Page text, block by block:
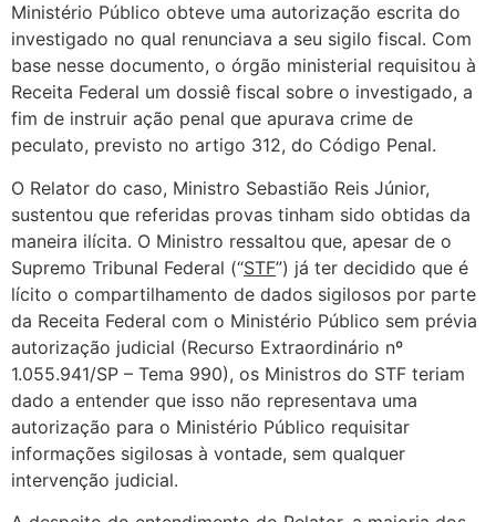
Ministério Público obteve uma autorização escrita do
investigado no qual renunciava a seu sigilo fiscal. Com
base nesse documento, o órgão ministerial requisitou à
Receita Federal um dossiê fiscal sobre o investigado, a
fim de instruir ação penal que apurava crime de
peculato, previsto no artigo 312, do Código Penal.
O Relator do caso, Ministro Sebastião Reis Júnior,
sustentou que referidas provas tinham sido obtidas da
maneira ilícita. O Ministro ressaltou que, apesar de o
Supremo Tribunal Federal (“STF”) já ter decidido que é
lícito o compartilhamento de dados sigilosos por parte
da Receita Federal com o Ministério Público sem prévia
autorização judicial (Recurso Extraordinário nº
1.055.941/SP – Tema 990), os Ministros do STF teriam
dado a entender que isso não representava uma
autorização para o Ministério Público requisitar
informações sigilosas à vontade, sem qualquer
intervenção judicial.